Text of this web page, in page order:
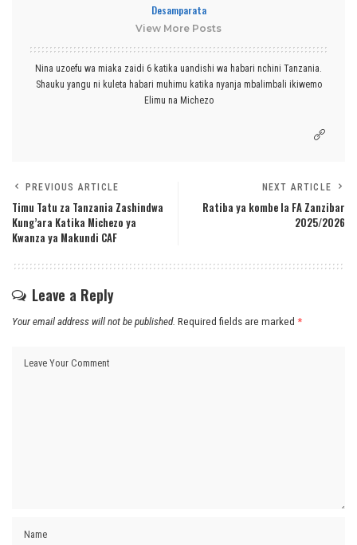
Desamparata
View More Posts
Nina uzoefu wa miaka zaidi 6 katika uandishi wa habari nchini Tanzania.
Shauku yangu ni kuleta habari muhimu katika nyanja mbalimbali ikiwemo
Elimu na Michezo
PREVIOUS ARTICLE
Timu Tatu za Tanzania Zashindwa
Kung’ara Katika Michezo ya
Kwanza ya Makundi CAF
NEXT ARTICLE
Ratiba ya kombe la FA Zanzibar
2025/2026
Leave a Reply
Your email address will not be published. Required fields are marked *